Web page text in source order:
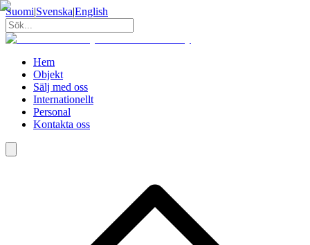
Suomi|Svenska|English
Hem
Objekt
Sälj med oss
Internationellt
Personal
Kontakta oss